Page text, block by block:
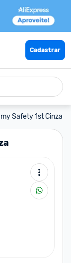
Cadastrar
Safety 1st Cinza